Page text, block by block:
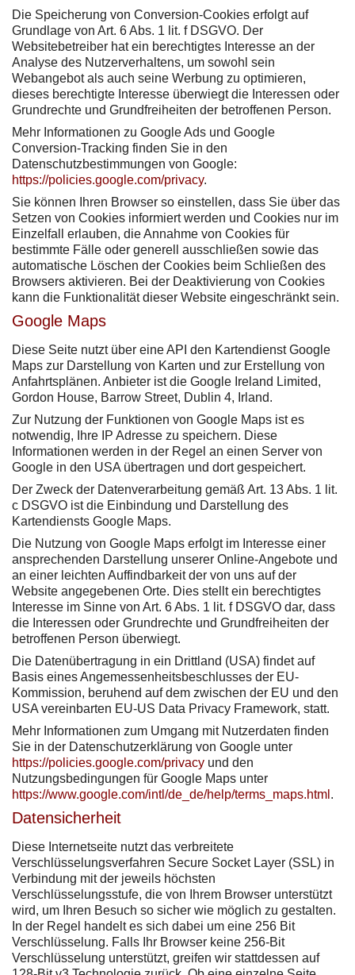
Die Speicherung von Conversion-Cookies erfolgt auf
Grundlage von Art. 6 Abs. 1 lit. f DSGVO. Der
Websitebetreiber hat ein berechtigtes Interesse an der
Analyse des Nutzerverhaltens, um sowohl sein
Webangebot als auch seine Werbung zu optimieren,
dieses berechtigte Interesse überwiegt die Interessen oder
Grundrechte und Grundfreiheiten der betroffenen Person.
Mehr Informationen zu Google Ads und Google
Conversion-Tracking finden Sie in den
Datenschutzbestimmungen von Google:
https://policies.google.com/privacy.
Sie können Ihren Browser so einstellen, dass Sie über das
Setzen von Cookies informiert werden und Cookies nur im
Einzelfall erlauben, die Annahme von Cookies für
bestimmte Fälle oder generell ausschließen sowie das
automatische Löschen der Cookies beim Schließen des
Browsers aktivieren. Bei der Deaktivierung von Cookies
kann die Funktionalität dieser Website eingeschränkt sein.
Google Maps
Diese Seite nutzt über eine API den Kartendienst Google
Maps zur Darstellung von Karten und zur Erstellung von
Anfahrtsplänen. Anbieter ist die Google Ireland Limited,
Gordon House, Barrow Street, Dublin 4, Irland.
Zur Nutzung der Funktionen von Google Maps ist es
notwendig, Ihre IP Adresse zu speichern. Diese
Informationen werden in der Regel an einen Server von
Google in den USA übertragen und dort gespeichert.
Der Zweck der Datenverarbeitung gemäß Art. 13 Abs. 1 lit.
c DSGVO ist die Einbindung und Darstellung des
Kartendiensts Google Maps.
Die Nutzung von Google Maps erfolgt im Interesse einer
ansprechenden Darstellung unserer Online-Angebote und
an einer leichten Auffindbarkeit der von uns auf der
Website angegebenen Orte. Dies stellt ein berechtigtes
Interesse im Sinne von Art. 6 Abs. 1 lit. f DSGVO dar, dass
die Interessen oder Grundrechte und Grundfreiheiten der
betroffenen Person überwiegt.
Die Datenübertragung in ein Drittland (USA) findet auf
Basis eines Angemessenheitsbeschlusses der EU-
Kommission, beruhend auf dem zwischen der EU und den
USA vereinbarten EU-US Data Privacy Framework, statt.
Mehr Informationen zum Umgang mit Nutzerdaten finden
Sie in der Datenschutzerklärung von Google unter
https://policies.google.com/privacy und den
Nutzungsbedingungen für Google Maps unter
https://www.google.com/intl/de_de/help/terms_maps.html .
Datensicherheit
Diese Internetseite nutzt das verbreitete
Verschlüsselungsverfahren Secure Socket Layer (SSL) in
Verbindung mit der jeweils höchsten
Verschlüsselungsstufe, die von Ihrem Browser unterstützt
wird, um Ihren Besuch so sicher wie möglich zu gestalten.
In der Regel handelt es sich dabei um eine 256 Bit
Verschlüsselung. Falls Ihr Browser keine 256-Bit
Verschlüsselung unterstützt, greifen wir stattdessen auf